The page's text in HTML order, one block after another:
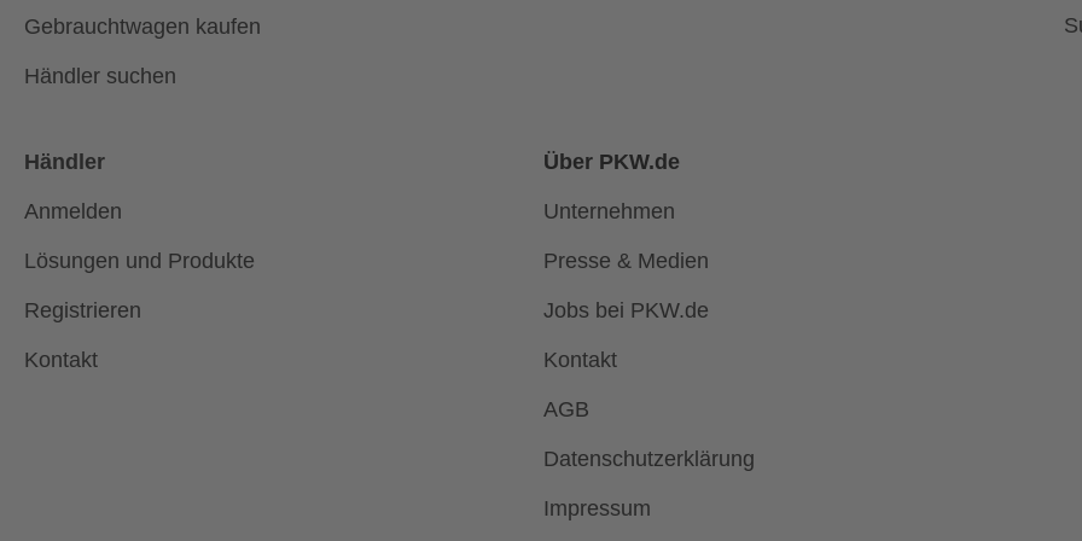
Gebrauchtwagen kaufen
Händler suchen
Händler
Anmelden
Lösungen und Produkte
Registrieren
Kontakt
Über PKW.de
Unternehmen
Presse & Medien
Jobs bei PKW.de
Kontakt
AGB
Datenschutzerklärung
Impressum